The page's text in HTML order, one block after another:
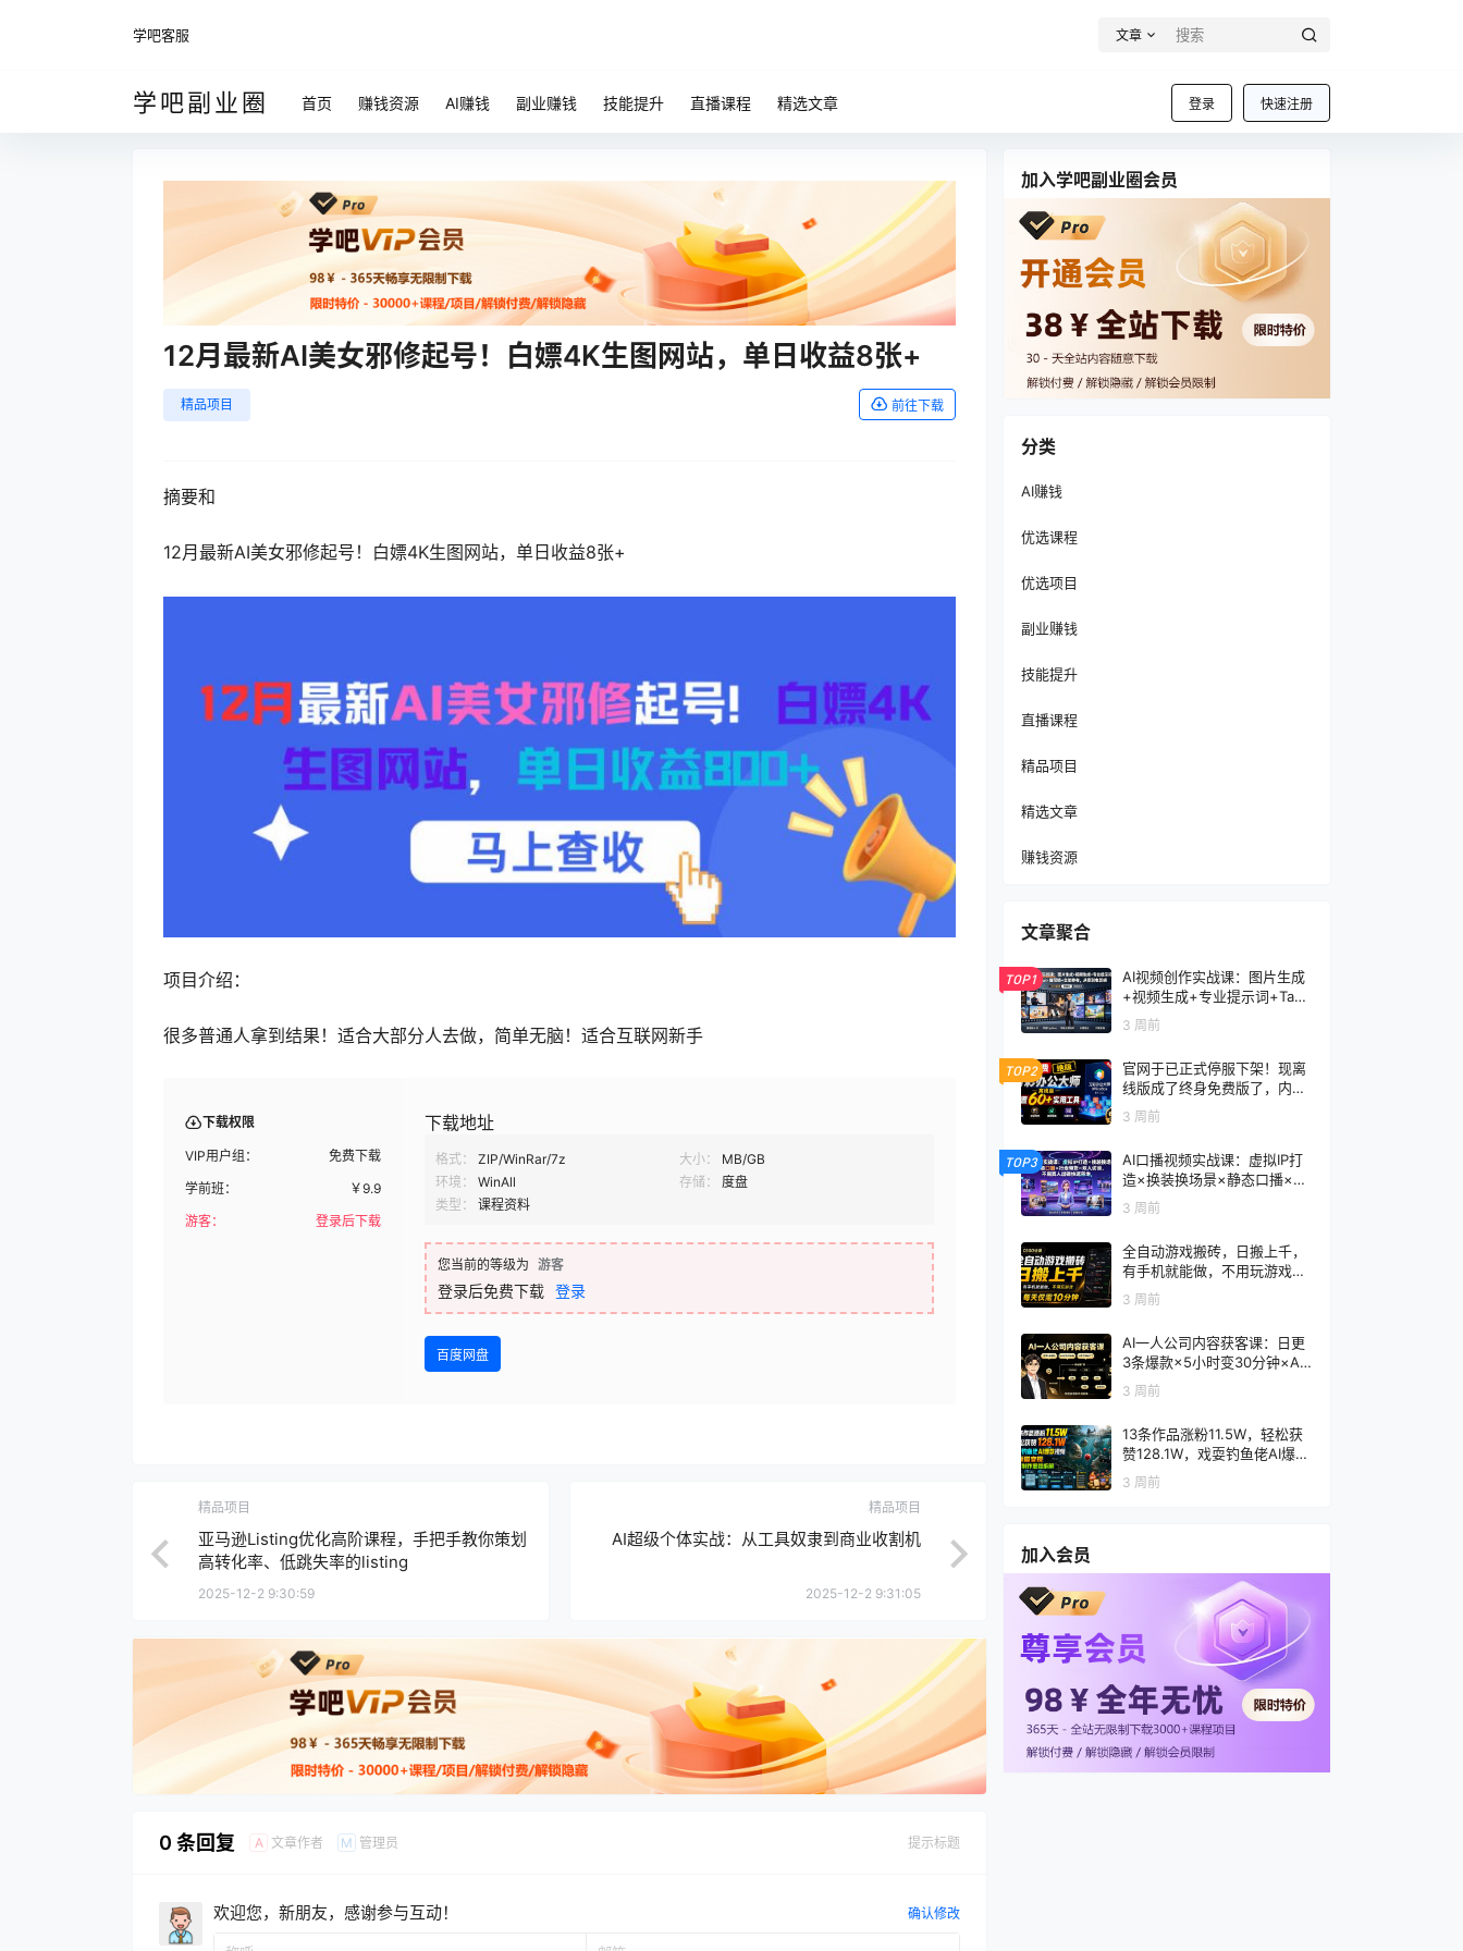
学吧客服 文章
学吧副业圈 登录 快速注册
首页 赚钱资源 AI赚钱 副业赚钱 技能提升 直播课程 精选文章
12月最新AI美女邪修起号！白嫖4K生图网站，单日收益8张+
精品项目 前往下载
摘要和
12月最新AI美女邪修起号！白嫖4K生图网站，单日收益8张+
项目介绍：
很多普通人拿到结果！适合大部分人去做，简单无脑！适合互联网新手
下载权限
VIP用户组：
免费下载
学前班：
￥9.9
游客：
登录后下载
下载地址
格式： ZIP/WinRar/7z 大小：
MB/GB
环境：
WinAll 存储：
度盘
类型：
课程资料
您当前的等级为 游客
登录后免费下载 登录
百度网盘
精品项目
亚马逊Listing优化高阶课程，手把手教你策划
高转化率、低跳失率的listing
2025-12-2 9:30:59
精品项目
AI超级个体实战：从工具奴隶到商业收割机
2025-12-2 9:31:05
0 条回复 A 文章作者 M 管理员 提示标题
欢迎您，新朋友，感谢参与互动！ 确认修改
加入学吧副业圈会员
分类
AI赚钱
优选课程
优选项目
副业赚钱
技能提升
直播课程
精品项目
精选文章
赚钱资源
文章聚合
TOP1
AI视频创作实战课：图片生成
+视频生成+专业提示词+TapN
ow×首尾帧+全能参考，从零
到电影感成片
3 周前
TOP2
官网于已正式停服下架！现离
线版成了终身免费版了，内置
60+实用工具 万彩办公大师离
线版 OfficeBox
3 周前
TOP3
AI口播视频实战课：虚拟IP打
造×换装换场景×静态口播×行
走带货×双人访谈，不用真人
出镜快速落地
3 周前
全自动游戏搬砖，日搬上千，
有手机就能做，不用玩游戏，
每天仅需10分钟
3 周前
AI一人公司内容获客课：日更
3条爆款×5小时变30分钟×AI
员工自动打工，轻松实现多平
台获客
3 周前
13条作品涨粉11.5W，轻松获
赞128.1W，戏耍钓鱼佬AI爆款
视频，多渠道变现，全套制作
思路拆解
3 周前
加入会员